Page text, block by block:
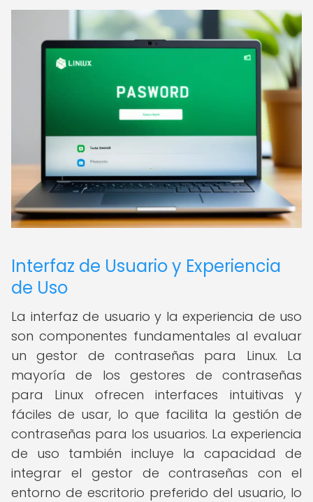
Interfaz de Usuario y Experiencia
de Uso
La interfaz de usuario y la experiencia de uso
son componentes fundamentales al evaluar
un gestor de contraseñas para Linux. La
mayoría de los gestores de contraseñas
para Linux ofrecen interfaces intuitivas y
fáciles de usar, lo que facilita la gestión de
contraseñas para los usuarios. La experiencia
de uso también incluye la capacidad de
integrar el gestor de contraseñas con el
entorno de escritorio preferido del usuario, lo